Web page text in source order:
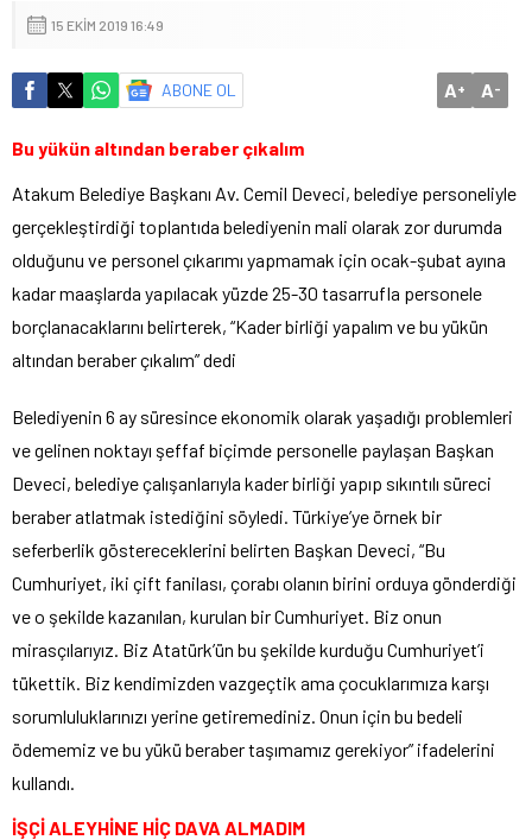
15 EKIM 2019 16:49
ABONE OL A+ A-
Bu yükün altından beraber çıkalım
Atakum Belediye Başkanı Av. Cemil Deveci, belediye personeliyle
gerçekleştirdiği toplantıda belediyenin mali olarak zor durumda
olduğunu ve personel çıkarımı yapmamak için ocak-şubat ayına
kadar maaşlarda yapılacak yüzde 25-30 tasarrufla personele
borçlanacaklarını belirterek, “Kader birliği yapalım ve bu yükün
altından beraber çıkalım” dedi
Belediyenin 6 ay süresince ekonomik olarak yaşadığı problemleri
ve gelinen noktayı şeffaf biçimde personelle paylaşan Başkan
Deveci, belediye çalışanlarıyla kader birliği yapıp sıkıntılı süreci
beraber atlatmak istediğini söyledi. Türkiye’ye örnek bir
seferberlik göstereceklerini belirten Başkan Deveci, “Bu
Cumhuriyet, iki çift fanilası, çorabı olanın birini orduya gönderdiği
ve o şekilde kazanılan, kurulan bir Cumhuriyet. Biz onun
mirasçılarıyız. Biz Atatürk’ün bu şekilde kurduğu Cumhuriyet’i
tükettik. Biz kendimizden vazgeçtik ama çocuklarımıza karşı
sorumluluklarınızı yerine getiremediniz. Onun için bu bedeli
ödememiz ve bu yükü beraber taşımamız gerekiyor” ifadelerini
kullandı.
İŞÇİ ALEYHİNE HİÇ DAVA ALMADIM